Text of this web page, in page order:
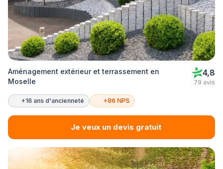
Aménagement extérieur et terrassement en
Moselle
4,8
79 avis
+16 ans d'ancienneté +86 NPS
Je veux un devis gratuit